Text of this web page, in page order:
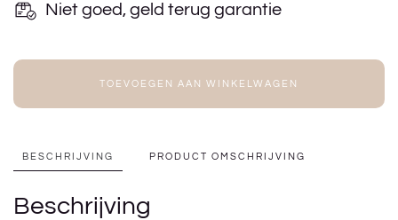
Niet goed, geld terug garantie
TOEVOEGEN AAN WINKELWAGEN
BESCHRIJVING PRODUCT OMSCHRIJVING
Beschrijving